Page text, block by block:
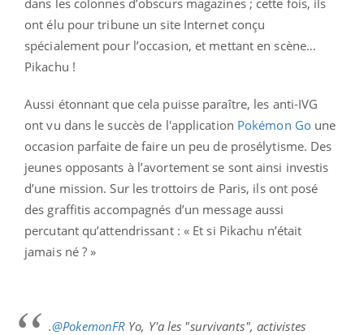
dans les colonnes d’obscurs magazines ; cette fois, ils
ont élu pour tribune un site Internet conçu
spécialement pour l’occasion, et mettant en scène…
Pikachu !
Aussi étonnant que cela puisse paraître, les anti-IVG
ont vu dans le succès de l'application Pokémon Goune
occasion parfaite de faire un peu de prosélytisme. Des
jeunes opposants à l’avortement se sont ainsi investis
d’une mission. Sur les trottoirs de Paris, ils ont posé
des graffitis accompagnés d’un message aussi
percutant qu’attendrissant : « Et si Pikachu n’était
jamais né ? »
.@PokemonFR Yo, Y'a les "survivants", activistes